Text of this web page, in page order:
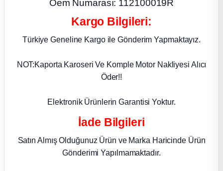
Oem Numarası: 112100019R
Kargo Bilgileri:
Türkiye Geneline Kargo ile Gönderim Yapmaktayız.
NOT:Kaporta Karoseri Ve Komple Motor Nakliyesi Alıcı
Öder!!
Elektronik Ürünlerin Garantisi Yoktur.
İade Bilgileri
Satın Almış Olduğunuz Ürün ve Marka Haricinde Ürün
Gönderimi Yapılmamaktadır.